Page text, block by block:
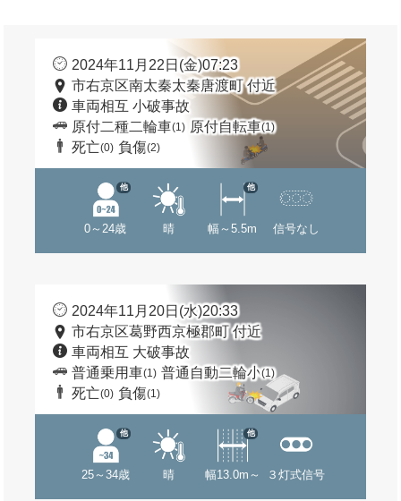
2024年11月22日(金)07:23
市右京区南太秦太秦唐渡町 付近
車両相互 小破事故
原付二種二輪車(1) 原付自転車(1)
死亡(0) 負傷(2)
0～24歳
他
晴 幅～5.5m
他
信号なし
2024年11月20日(水)20:33
市右京区葛野西京極郡町 付近
車両相互 大破事故
普通乗用車(1) 普通自動二輪小(1)
死亡(0) 負傷(1)
25～34歳
他
晴 幅13.0m～
他
３灯式信号